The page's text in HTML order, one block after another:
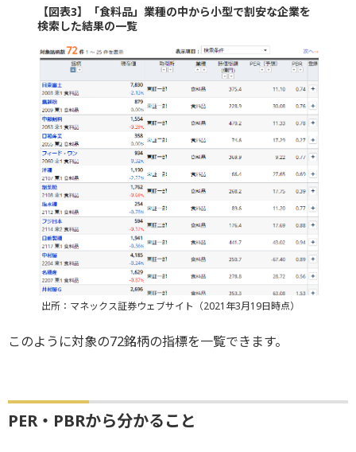
【図表3】「食料品」業種の中から小型で割安な企業を
検索した結果の一覧
出所：マネックス証券ウェブサイト（2021年3月19日時点）
このように対象の72銘柄の指標を一覧できます。
PER・PBRから分かること